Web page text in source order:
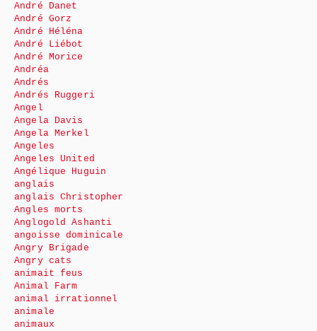
André Danet
André Gorz
André Héléna
André Liébot
André Morice
Andréa
Andrés
Andrés Ruggeri
Angel
Angela Davis
Angela Merkel
Angeles
Angeles United
Angélique Huguin
anglais
anglais Christopher
Angles morts
Anglogold Ashanti
angoisse dominicale
Angry Brigade
Angry cats
animait feus
Animal Farm
animal irrationnel
animale
animaux